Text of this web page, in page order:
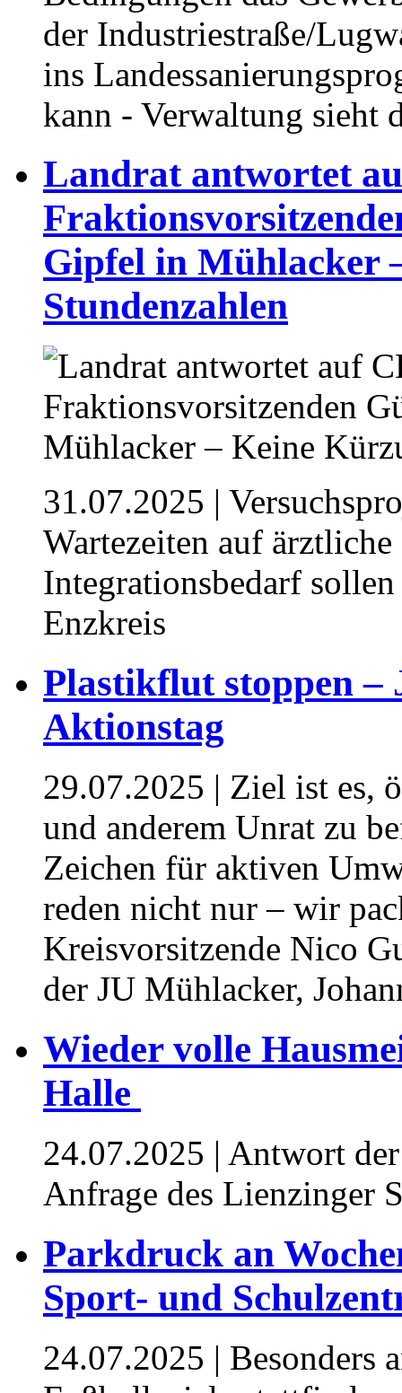
der Industriestraße/
ins
kann - Verwaltung sieht
⁥Landrat antwortet
Gipfel in Mühlacker
Stundenzahlen
31.07.2025 |
Wartezeiten auf
Integrationsbedarf
Enzkreis
⁥⁥Plastikflut stoppen
Aktionstag
29.07.2025 | Ziel ist es,
und anderem Unrat zu
Zeichen für aktiven
reden nicht nur – wir
Kreisvorsitzende Nico
der JU Mühlacker,
Wieder volle
Halle ⁥⁥
24.07.2025 | Antwort
Anfrage des Lienzinger
Parkdruck an
Sport- und
24.07.2025 |